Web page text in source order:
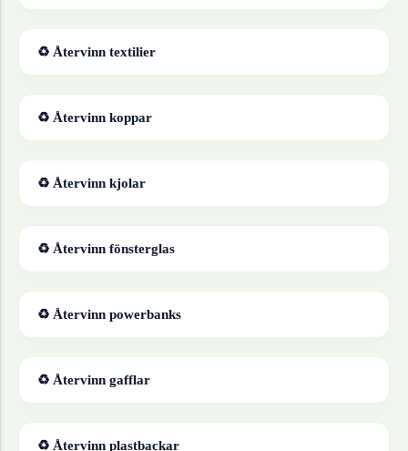
♻ Återvinn textilier
♻ Återvinn koppar
♻ Återvinn kjolar
♻ Återvinn fönsterglas
♻ Återvinn powerbanks
♻ Återvinn gafflar
♻ Återvinn plastbackar